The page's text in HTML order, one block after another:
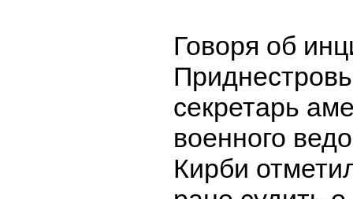
Говоря об
секретарь
военного
Кирби